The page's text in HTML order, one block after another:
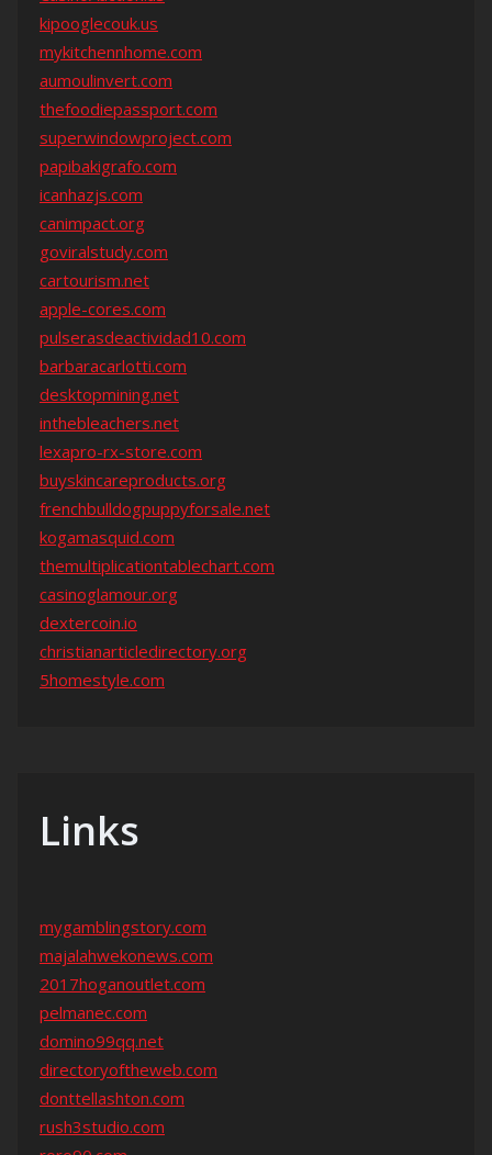
kipooglecouk.us
mykitchennhome.com
aumoulinvert.com
thefoodiepassport.com
superwindowproject.com
papibakigrafo.com
icanhazjs.com
canimpact.org
goviralstudy.com
cartourism.net
apple-cores.com
pulserasdeactividad10.com
barbaracarlotti.com
desktopmining.net
inthebleachers.net
lexapro-rx-store.com
buyskincareproducts.org
frenchbulldogpuppyforsale.net
kogamasquid.com
themultiplicationtablechart.com
casinoglamour.org
dextercoin.io
christianarticledirectory.org
5homestyle.com
Links
mygamblingstory.com
majalahwekonews.com
2017hoganoutlet.com
pelmanec.com
domino99qq.net
directoryoftheweb.com
donttellashton.com
rush3studio.com